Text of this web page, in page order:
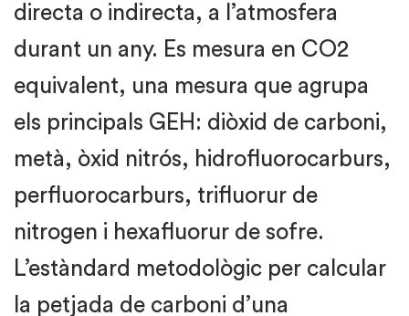
directa o indirecta, a l’atmosfera
durant un any. Es mesura en CO2
equivalent, una mesura que agrupa
els principals GEH: diòxid de carboni,
metà, òxid nitrós, hidrofluorocarburs,
perfluorocarburs, trifluorur de
nitrogen i hexafluorur de sofre.
L’estàndard metodològic per calcular
la petjada de carboni d’una